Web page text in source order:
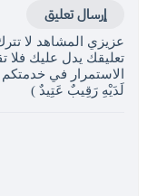
إرسال تعليق
عزيزي المشاهد لا
تعليقك يدل عليك فلا
الاستمرار في
لَدَيْهِ رَقِيبٌ عَتِيدٌ )